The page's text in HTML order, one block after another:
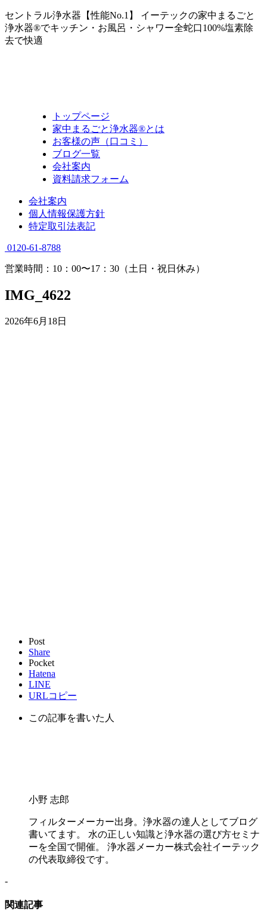
セントラル浄水器【性能No.1】 イーテックの家中まるごと
浄水器®でキッチン・お風呂・シャワー全蛇口100%塩素除
去で快適
トップページ
家中まるごと浄水器®とは
お客様の声（口コミ）
ブログ一覧
会社案内
資料請求フォーム
会社案内
個人情報保護方針
特定取引法表記
0120-61-8788
営業時間：10：00〜17：30（土日・祝日休み）
IMG_4622
2026年6月18日
Post
Share
Pocket
Hatena
LINE
URLコピー
この記事を書いた人
小野 志郎
フィルターメーカー出身。浄水器の達人としてブログ
書いてます。 水の正しい知識と浄水器の選び方セミナ
ーを全国で開催。 浄水器メーカー株式会社イーテック
の代表取締役です。
-
関連記事